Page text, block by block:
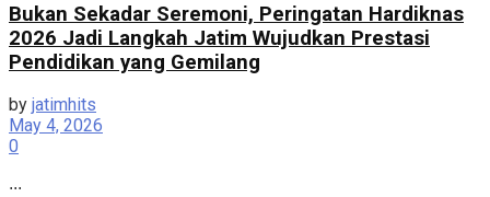
Bukan Sekadar Seremoni, Peringatan Hardiknas
2026 Jadi Langkah Jatim Wujudkan Prestasi
Pendidikan yang Gemilang
by jatimhits
May 4, 2026
0
...